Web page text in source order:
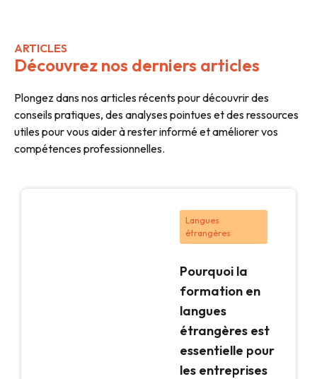
ARTICLES
Découvrez nos derniers articles
Plongez dans nos articles récents pour découvrir des
conseils pratiques, des analyses pointues et des ressources
utiles pour vous aider à rester informé et améliorer vos
compétences professionnelles.
Langues
étrangères
Pourquoi la
formation en
langues
étrangères est
essentielle pour
les entreprises